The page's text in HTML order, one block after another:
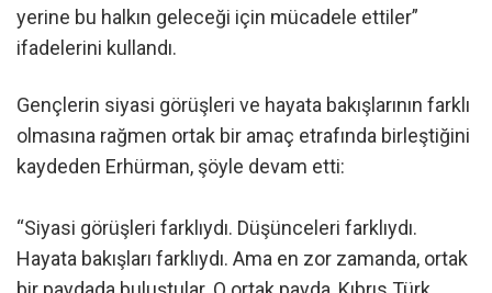
yerine bu halkın geleceği için mücadele ettiler”
ifadelerini kullandı.
Gençlerin siyasi görüşleri ve hayata bakışlarının farklı
olmasına rağmen ortak bir amaç etrafında birleştiğini
kaydeden Erhürman, şöyle devam etti:
“Siyasi görüşleri farklıydı. Düşünceleri farklıydı.
Hayata bakışları farklıydı. Ama en zor zamanda, ortak